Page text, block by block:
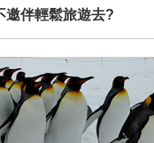
邀伴輕鬆旅遊去?